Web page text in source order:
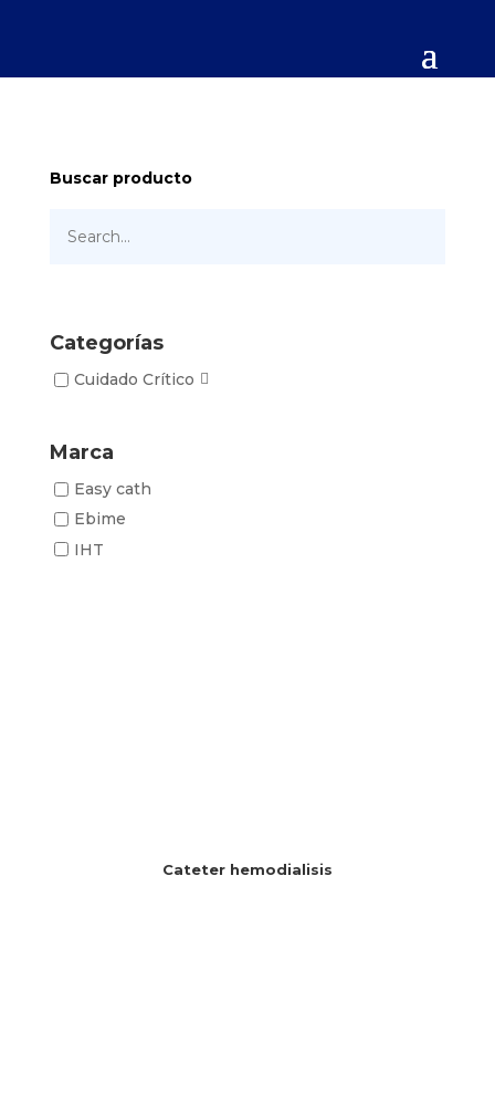
Buscar producto
Categorías
Cuidado Crítico
Marca
Easy cath
Ebime
IHT
Cateter hemodialisis